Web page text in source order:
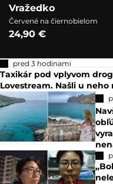
Vražedko
Červené na čiernobielom
24,90 €
pred 3 hodinami
Taxikár pod vplyvom
Lovestream. Našli u